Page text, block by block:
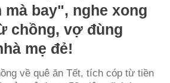
mà bay", nghe xong
chồng, vợ đùng
mẹ đẻ!
về quê ăn Tết, tích cóp từ tiền